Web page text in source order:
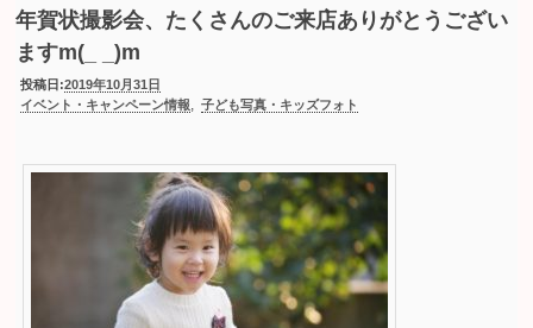
年賀状撮影会、たくさんのご来店ありがとうござい
ますm(_ _)m
投稿日:2019年10月31日
イベント・キャンペーン情報, 子ども写真・キッズフォト